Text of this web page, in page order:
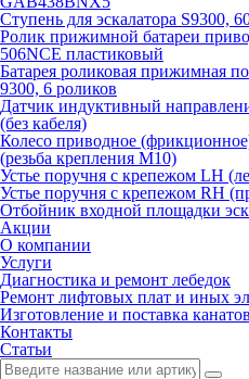
Ступень для эскалатора S9300,
Ролик прижимной батареи
506NCE пластиковый
Батарея роликовая прижимная
9300, 6 роликов
Датчик индуктивный
(без кабеля)
Колесо приводное
(резьба крепления M10)
Устье поручня с крепежом LH
Устье поручня с крепежом RH
Отбойник входной площадки
Акции
О компании
Услуги
Диагностика и ремонт лебедок
Ремонт лифтовых плат и иных
Изготовление и поставка
Контакты
Статьи